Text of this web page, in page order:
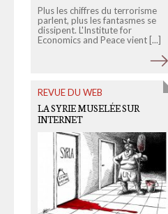
Plus les chiffres du terrorisme
parlent, plus les fantasmes se
dissipent. L'Institute for
Economics and Peace vient [...]
REVUE DU WEB
LA SYRIE MUSELÉE SUR
INTERNET